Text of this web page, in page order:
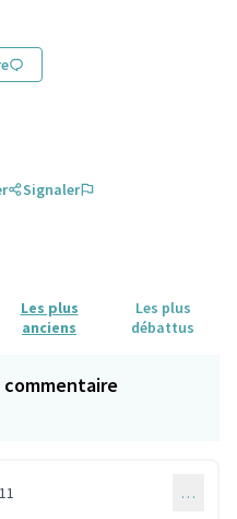
Signaler
Les plus
anciens
Les plus
débattus
commentaire
…